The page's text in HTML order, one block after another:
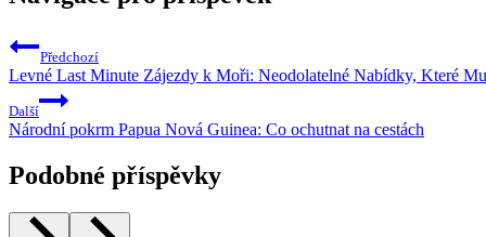
Předchozí
Levné Last Minute Zájezdy k Moři: Neodolatelné Nabídky, Které
Další
Národní pokrm Papua Nová Guinea: Co ochutnat na cestách
Podobné příspěvky